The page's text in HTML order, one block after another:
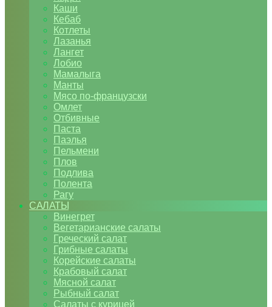
Каши
Кебаб
Котлеты
Лазанья
Лангет
Лобио
Мамалыга
Манты
Мясо по-французски
Омлет
Отбивные
Паста
Паэлья
Пельмени
Плов
Подлива
Полента
Рагу
САЛАТЫ
Винегрет
Вегетарианские салаты
Греческий салат
Грибные салаты
Корейские салаты
Крабовый салат
Мясной салат
Рыбный салат
Салаты с курицей